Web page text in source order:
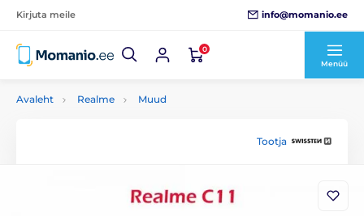
Kirjuta meile info@momanio.ee
0
Menüü
Avaleht Realme Muud
Tootja